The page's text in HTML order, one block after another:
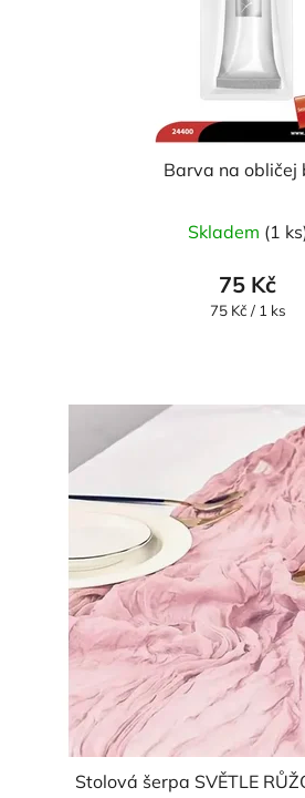
Barva na obličej
Skladem (1
75 Kč
Měrná
75 Kč / 1 ks
Stolová šerpa SVĚTLE